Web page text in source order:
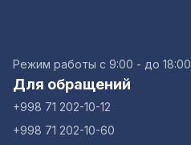
Режим работы с 9:00 - до 18:00
Для обращений
+998 71 202-10-12
+998 71 202-10-60